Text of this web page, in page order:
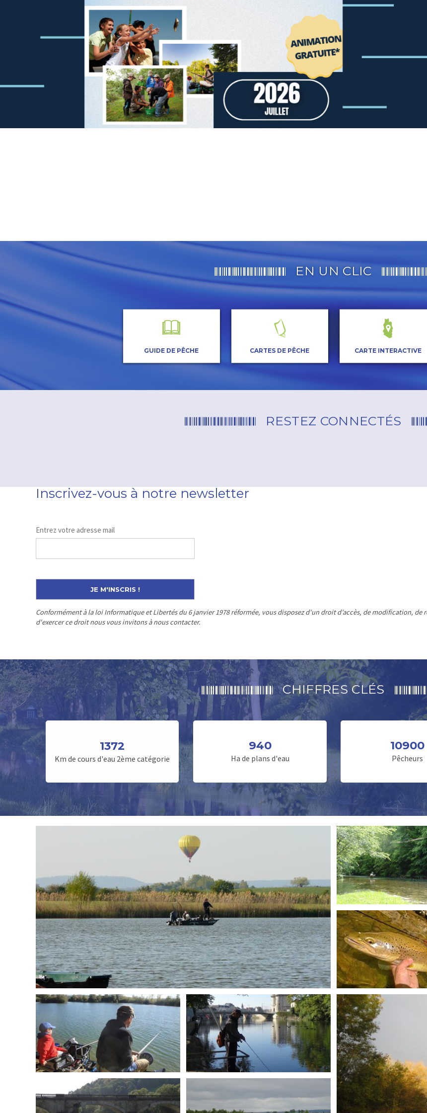
EN UN CLIC
GUIDE DE PÊCHE CARTES DE PÊCHE CARTE INTERACTIVE
RESTEZ CONNECTÉS
Inscrivez-vous à notre newsletter
Entrez votre adresse mail
Conformément à la loi Informatique et Libertés du 6 janvier 1978 réformée, vous disposez d'un droit d’accès, de modification,
d'exercer ce droit nous vous invitons à nous contacter.
CHIFFRES CLÉS
1372
Km de cours d'eau 2ème catégorie
940
Ha de plans d'eau
10900
Pêcheurs